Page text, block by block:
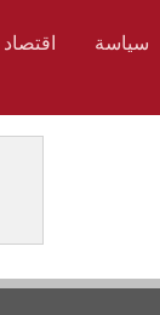
سياسة اقتصاد